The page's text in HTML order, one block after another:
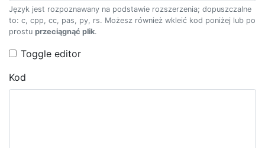
Język jest rozpoznawany na podstawie rozszerzenia; dopuszczalne
to: c, cpp, cc, pas, py, rs. Możesz również wkleić kod poniżej lub po
prostu przeciągnąć plik.
Toggle editor
Kod